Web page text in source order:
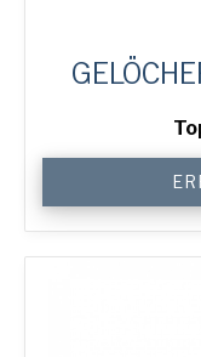
Pizza
Tray
Menge